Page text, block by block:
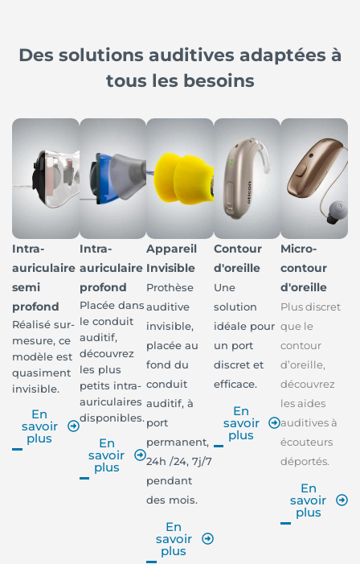
Des solutions auditives adaptées à
tous les besoins
Intra-
auriculaire
semi
profond
Réalisé sur-
mesure, ce
modèle est
quasiment
invisible.
En
savoir
plus
Intra-
auriculaire
profond
Placée dans
le conduit
auditif,
découvrez
les plus
petits intra-
auriculaires
disponibles.
En
savoir
plus
Appareil
Invisible
Prothèse
auditive
invisible,
placée au
fond du
conduit
auditif, à
port
permanent,
24h /24, 7j/7
pendant
des mois.
En
savoir
plus
Contour
d'oreille
Une
solution
idéale pour
un port
discret et
efficace.
En
savoir
plus
Micro-
contour
d'oreille
Plus discret
que le
contour
d’oreille,
découvrez
les aides
auditives à
écouteurs
déportés.
En
savoir
plus